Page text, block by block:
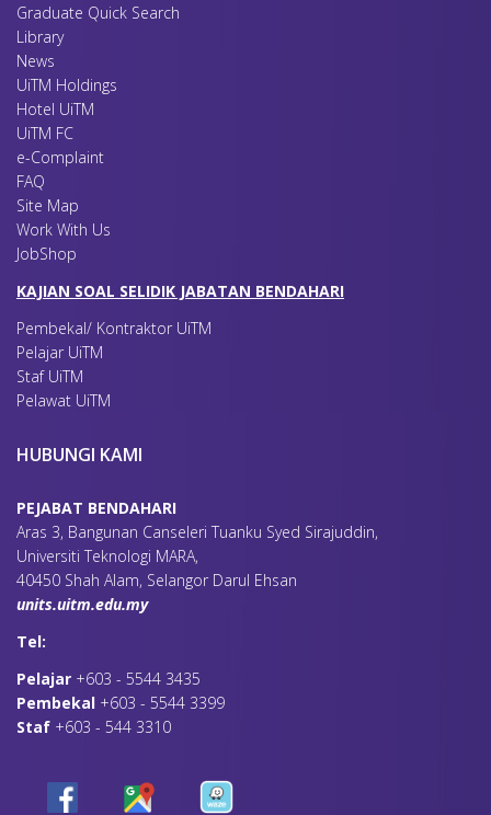
Graduate Quick Search
Library
News
UiTM Holdings
Hotel UiTM
UiTM FC
e-Complaint
FAQ
Site Map
Work With Us
JobShop
KAJIAN SOAL SELIDIK JABATAN BENDAHARI
Pembekal/ Kontraktor UiTM
Pelajar UiTM
Staf UiTM
Pelawat UiTM
HUBUNGI KAMI
PEJABAT BENDAHARI
Aras 3, Bangunan Canseleri Tuanku Syed Sirajuddin,
Universiti Teknologi MARA,
40450 Shah Alam, Selangor Darul Ehsan
units.uitm.edu.my
Tel:
Pelajar +603 - 5544 3435
Pembekal +603 - 5544 3399
Staf +603 - 544 3310